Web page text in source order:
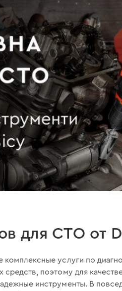
для СТО от
услуги по
поэтому для
инструменты. В